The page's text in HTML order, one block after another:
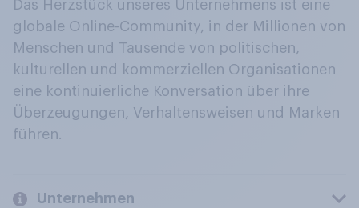
Das Herzstück unseres Unternehmens ist eine
globale Online-Community, in der Millionen von
Menschen und Tausende von politischen,
kulturellen und kommerziellen Organisationen
eine kontinuierliche Konversation über ihre
Überzeugungen, Verhaltensweisen und Marken
führen.
Unternehmen